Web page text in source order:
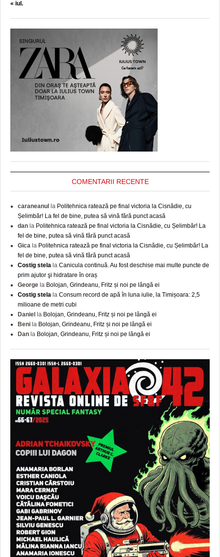
« iul.
COMENTARII RECENTE
caraneanul la Politehnica ratează pe final victoria la Cisnădie, cu
Șelimbăr! La fel de bine, putea să vină fără punct acasă
dan la Politehnica ratează pe final victoria la Cisnădie, cu Șelimbăr! La
fel de bine, putea să vină fără punct acasă
Gica la Politehnica ratează pe final victoria la Cisnădie, cu Șelimbăr! La
fel de bine, putea să vină fără punct acasă
Costig stela la Canicula continuă. Au fost deschise mai multe puncte de
prim ajutor şi hidratare în oraș
George la Bolojan, Grindeanu, Fritz și noi pe lângă ei
Costig stela la Consum record de apă în luna iulie, la Timișoara: 2,5
milioane de metri cubi
Daniel
la Bolojan, Grindeanu, Fritz și noi pe lângă ei
Beni la Bolojan, Grindeanu, Fritz și noi pe lângă ei
Dan la Bolojan, Grindeanu, Fritz și noi pe lângă ei